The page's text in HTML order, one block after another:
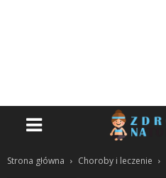
Strona główna Choroby i leczenie